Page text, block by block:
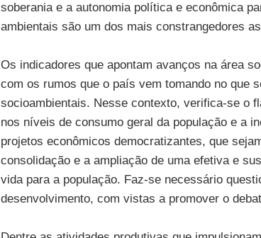
soberania e a autonomia política e econômica
ambientais são um dos mais constrangedores
Os indicadores que apontam avanços na área
com os rumos que o país vem tomando no que
socioambientais. Nesse contexto, verifica-se o
nos níveis de consumo geral da população e a
projetos econômicos democratizantes, que
consolidação e a ampliação de uma efetiva e
vida para a população. Faz-se necessário
desenvolvimento, com vistas a promover o